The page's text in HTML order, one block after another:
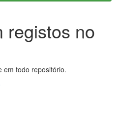
registos no
em todo repositório.